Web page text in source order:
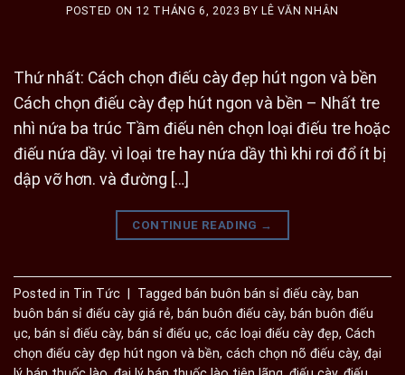
POSTED ON 12 THÁNG 6, 2023 BY LÊ VĂN NHÂN
Thứ nhất: Cách chọn điếu cày đẹp hút ngon và bền
Cách chọn điếu cày đẹp hút ngon và bền – Nhất tre
nhì nứa ba trúc Tầm điếu nên chọn loại điếu tre hoặc
điếu nứa dầy. vì loại tre hay nứa dầy thì khi rơi đổ ít bị
dập vỡ hơn. và đường […]
CONTINUE READING →
Posted in Tin Tức Tagged bán buôn bán sỉ điếu cày, ban
buôn bán sỉ điếu cày giá rẻ, bán buôn điếu cày, bán buôn điếu
ục, bán sỉ điếu cày, bán sỉ điếu ục, các loại điếu cày đẹp, Cách
chọn điếu cày đẹp hút ngon và bền, cách chọn nõ điếu cày, đại